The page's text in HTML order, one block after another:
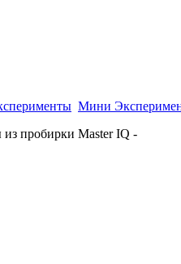
Мини
пробирки Master IQ -